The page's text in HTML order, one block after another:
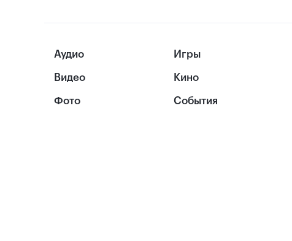
Аудио
Видео
Фото
Игры
Кино
События